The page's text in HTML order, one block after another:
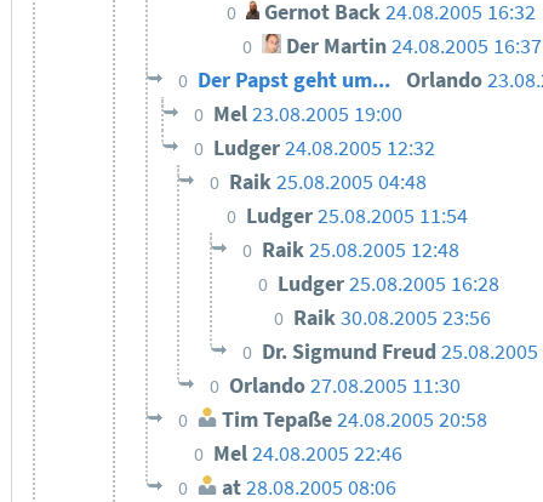
0 Gernot Back24.08.2005 16:32
0 Der Martin 24.08.2005 16:37
0 Der Papst geht um... Orlando
0 Mel23.08.2005 19:00
0 Ludger24.08.2005 12:32
0 Raik25.08.2005 04:48
0 Ludger25.08.2005 11:54
0 Raik25.08.2005 12:48
0 Ludger25.08.2005 16:28
0 Raik30.08.2005 23:56
0 Dr. Sigmund Freud
0 Orlando27.08.2005 11:30
0 Tim Tepaße24.08.2005 20:58
0 Mel24.08.2005 22:46
0 at28.08.2005 08:06